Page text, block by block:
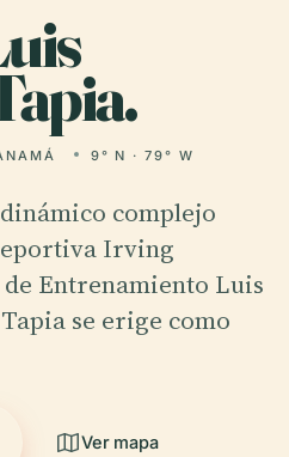
9° N · 79° W
complejo
Irving
Entrenamiento Luis
se erige como
Ver mapa